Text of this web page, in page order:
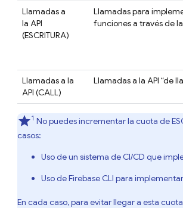
Llamadas a
la API
(ESCRITURA)
Llamadas para
funciones a través de
Llamadas a la
API (CALL)
Llamadas a la API “de
1 No puedes incrementar la cuota de
casos:
Uso de un sistema de CI/CD que
Uso de Firebase CLI para
En cada caso, para evitar llegar a esta